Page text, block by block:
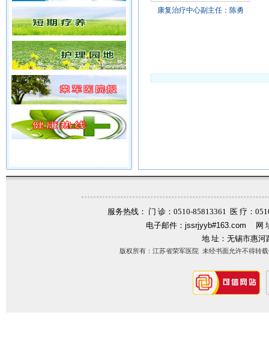
康复治疗中心副主任：陈勇
服务热线： 门 诊：0510-85813361 医 疗：
电子邮件： jssrjyyb#163.com
网
地 址：无锡市惠河
版权所有：江苏省荣军医院 未经书面允许不得转